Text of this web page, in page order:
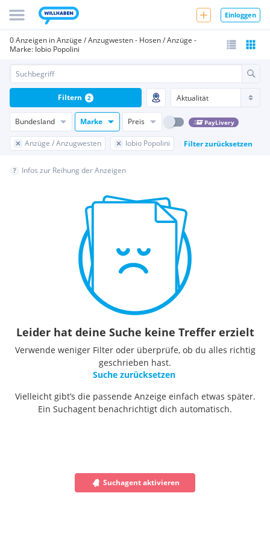
Einloggen
0 Anzeigen in Anzüge / Anzugwesten - Hosen / Anzüge -
Marke: Iobio Popolini
Bundesland Marke Preis PayLivery
Anzüge / Anzugwesten Iobio Popolini Filter zurücksetzen
Filtern 2
Infos zur Reihung der Anzeigen
Leider hat deine Suche keine Treffer erzielt
Verwende weniger Filter oder überprüfe, ob du alles richtig
geschrieben hast.
Suche zurücksetzen
Vielleicht gibt’s die passende Anzeige einfach etwas später.
Ein Suchagent benachrichtigt dich automatisch.
Suchagent aktivieren